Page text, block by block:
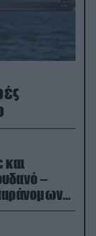
και
–